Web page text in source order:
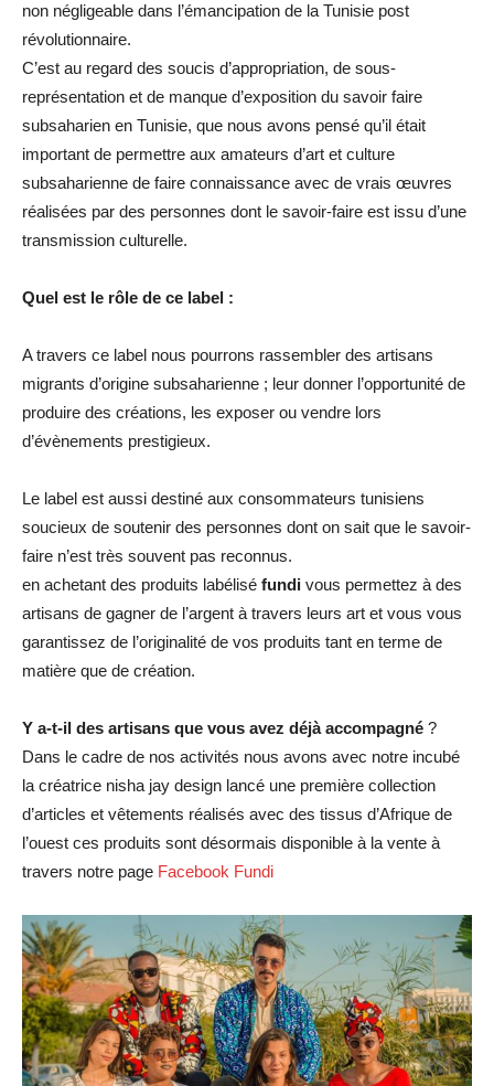
non négligeable dans l’émancipation de la Tunisie post
révolutionnaire.
C’est au regard des soucis d’appropriation, de sous-
représentation et de manque d’exposition du savoir faire
subsaharien en Tunisie, que nous avons pensé qu’il était
important de permettre aux amateurs d’art et culture
subsaharienne de faire connaissance avec de vrais œuvres
réalisées par des personnes dont le savoir-faire est issu d’une
transmission culturelle.
Quel est le rôle de ce label :
A travers ce label nous pourrons rassembler des artisans
migrants d’origine subsaharienne ; leur donner l’opportunité de
produire des créations, les exposer ou vendre lors
d’évènements prestigieux.
Le label est aussi destiné aux consommateurs tunisiens
soucieux de soutenir des personnes dont on sait que le savoir-
faire n’est très souvent pas reconnus.
en achetant des produits labélisé fundi vous permettez à des
artisans de gagner de l’argent à travers leurs art et vous vous
garantissez de l’originalité de vos produits tant en terme de
matière que de création.
Y a-t-il des artisans que vous avez déjà accompagné ?
Dans le cadre de nos activités nous avons avec notre incubé
la créatrice nisha jay design lancé une première collection
d’articles et vêtements réalisés avec des tissus d’Afrique de
l’ouest ces produits sont désormais disponible à la vente à
travers notre page Facebook Fundi